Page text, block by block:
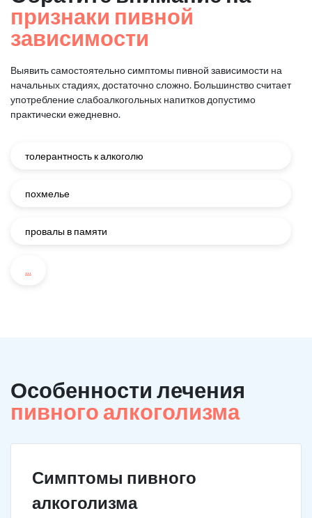
признаки пивной
зависимости
Выявить самостоятельно симптомы пивной зависимости на
начальных стадиях, достаточно сложно. Большинство считает
употребление слабоалкогольных напитков допустимо
практически ежедневно.
толерантность к алкоголю
похмелье
провалы в памяти
...
Особенности лечения
пивного алкоголизма
Симптомы пивного
алкоголизма